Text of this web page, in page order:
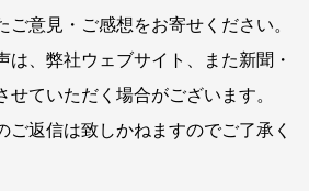
ご意見・ご感想をお寄せください。
は、弊社ウェブサイト、また新聞・
せていただく場合がございます。
返信は致しかねますのでご了承く